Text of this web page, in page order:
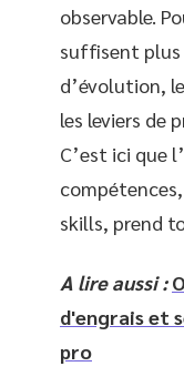
observable.
suffisent
d’évolution,
les leviers de
C’est ici que
skills, prend
A lire aussi :
d'engrais et
pro